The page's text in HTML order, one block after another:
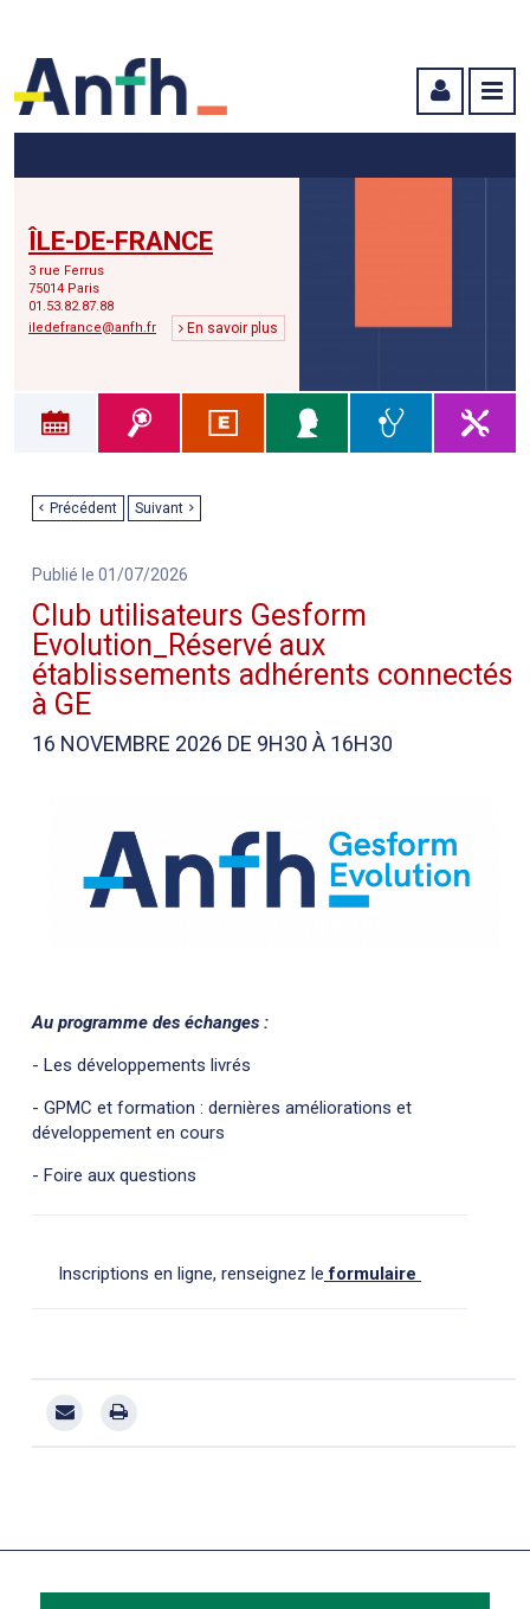
ÎLE-DE-FRANCE
3 rue Ferrus
75014 Paris
01.53.82.87.88
iledefrance@anfh.fr
En savoir plus
Précédent Suivant
Publié le 01/07/2026
Club utilisateurs Gesform
Evolution_Réservé aux
établissements adhérents connectés
à GE
16 NOVEMBRE 2026 DE 9H30 À 16H30
Au programme des échanges :
- Les développements livrés
- GPMC et formation : dernières améliorations et
développement en cours
- Foire aux questions
Inscriptions en ligne, renseignez le formulaire